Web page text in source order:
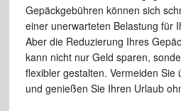
Gepäckgebühren können sich
einer unerwarteten Belastung für
Aber die Reduzierung Ihres
kann nicht nur Geld sparen,
flexibler gestalten. Vermeiden Sie
und genießen Sie Ihren Urlaub